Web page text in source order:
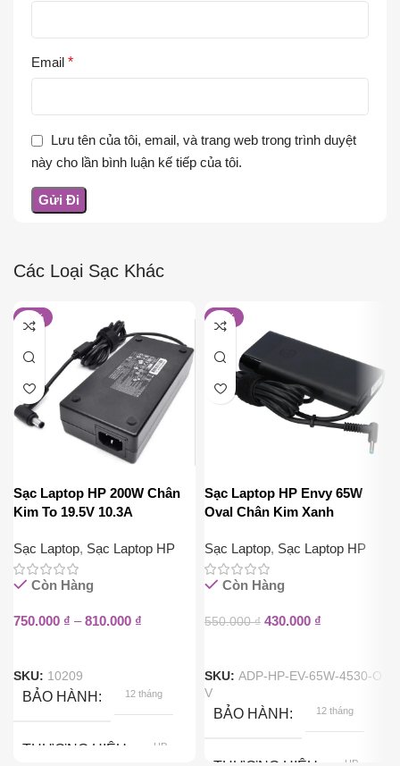
Email *
Lưu tên của tôi, email, và trang web trong trình duyệt
này cho lần bình luận kế tiếp của tôi.
Các Loại Sạc Khác
-15%
Sạc Laptop HP 200W Chân
Kim To 19.5V 10.3A
Sạc Laptop, Sạc Laptop HP
Còn Hàng
750.000 ₫ – 810.000 ₫
SKU: 10209
BẢO HÀNH 12 tháng
THƯƠNG HIỆU HP
-22%
Sạc Laptop HP Envy 65W
Oval Chân Kim Xanh
Sạc Laptop, Sạc Laptop HP
Còn Hàng
550.000₫ 430.000 ₫
SKU: ADP-HP-EV-65W-4530-O
V
BẢO HÀNH 12 tháng
HP